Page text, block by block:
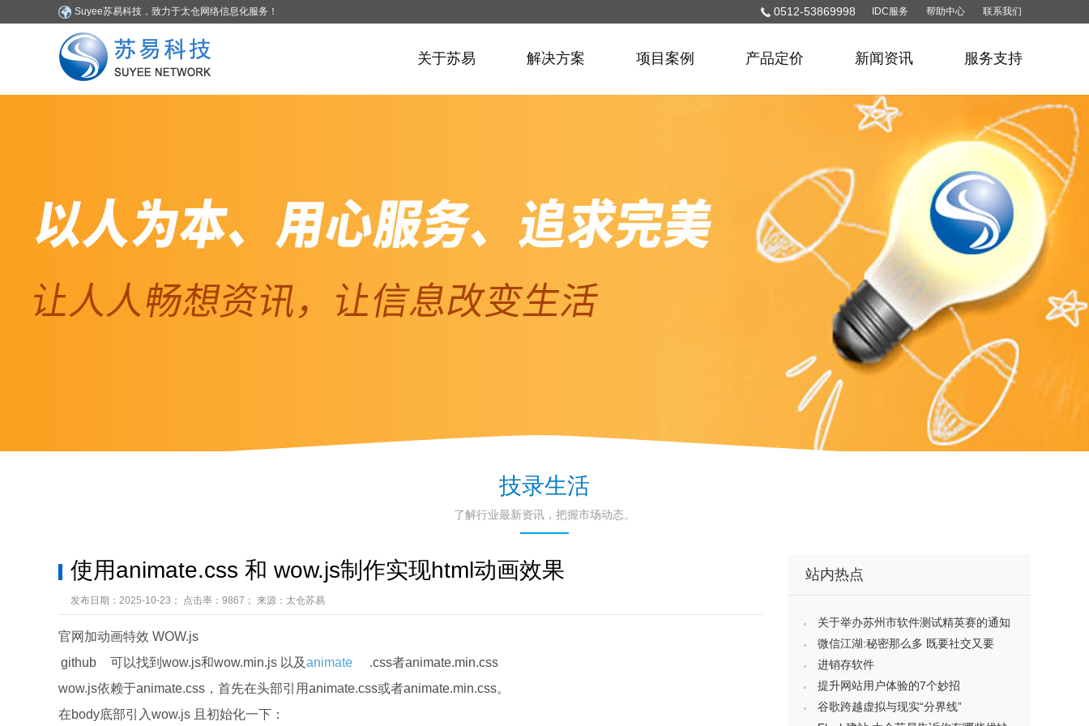
Suyee苏易科技，致力于太仓网络信息化服务！ IDC服务 帮助中心 联系我们
0512-53869998
关于苏易 解决方案 项目案例 产品定价 新闻资讯 服务支持
技录生活
了解行业最新资讯，把握市场动态。
使用animate.css 和 wow.js制作实现html动画效果
发布日期：2025-10-23； 点击率：9867； 来源：太仓苏易
官网加动画特效 WOW.js
github
可以找到wow.js和wow.min.js 以及animate
.css者animate.min.css
wow.js依赖于animate.css，首先在头部引用animate.css或者animate.min.css。
在body底部引入wow.js 且初始化一下：
站内热点
关于举办苏州市软件测试精英赛的通知
微信江湖:秘密那么多 既要社交又要
进销存软件
提升网站用户体验的7个妙招
谷歌跨越虚拟与现实“分界线”